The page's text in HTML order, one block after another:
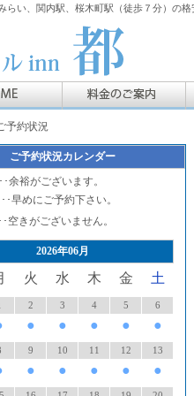
らい、関内駅、桜木町駅（徒歩７分）の
予約状況
ご予約状況カレンダー
･余裕がございます。
･･早めにご予約下さい。
･空きがございません。
2026年06月
火 水 木 金 土
2
●
3
●
4
●
5
●
6
●
9
●
10
●
11
●
12
●
13
●